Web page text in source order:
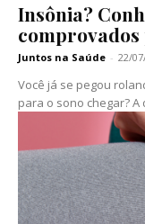
Insônia?
Juntos na Saúde - 22/
Você já se pegou
para o sono chegar?